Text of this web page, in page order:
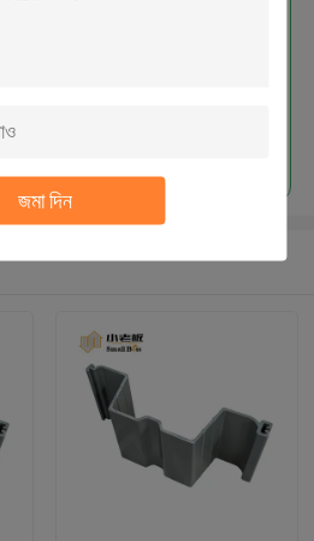
জমা দিন
চালিয়ে